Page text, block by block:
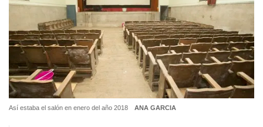
Así estaba el salón en enero del año 2018 ANA GARCIA